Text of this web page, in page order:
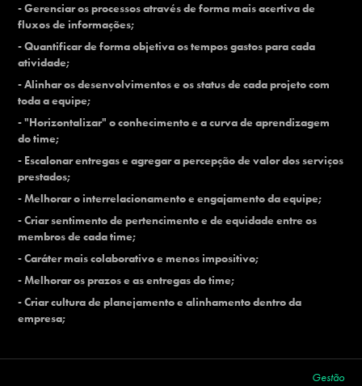
- Gerenciar os processos através de forma mais acertiva de
fluxos de informações;
- Quantificar de forma objetiva os tempos gastos para cada
atividade;
- Alinhar os desenvolvimentos e os status de cada projeto com
toda a equipe;
- "Horizontalizar" o conhecimento e a curva de aprendizagem
do time;
- Escalonar entregas e agregar a percepção de valor dos serviços
prestados;
- Melhorar o interrelacionamento e engajamento da equipe;
- Criar sentimento de pertencimento e de equidade entre os
membros de cada time;
- Caráter mais colaborativo e menos impositivo;
- Melhorar os prazos e as entregas do time;
- Criar cultura de planejamento e alinhamento dentro da
empresa;
Gestão